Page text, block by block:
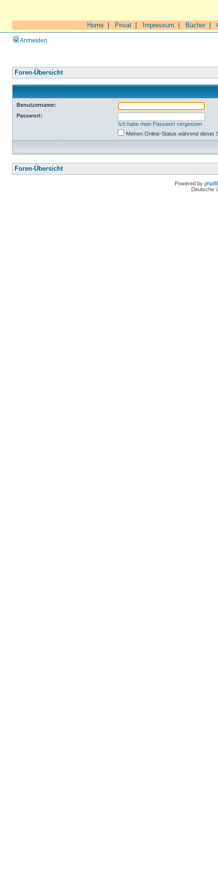
Home Privat Impressum Bücher|
Anmelden
Foren-Übersicht
Benutzername:
Passwort:
Ich habe mein Passwort vergessen
Meinen Online-Status während dieser
Foren-Übersicht
Powered by
Deutsche